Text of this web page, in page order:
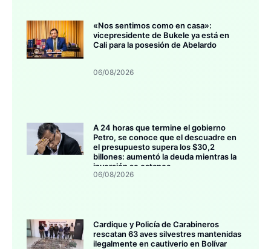
«Nos sentimos como en casa»:
vicepresidente de Bukele ya está en
Cali para la posesión de Abelardo
06/08/2026
A 24 horas que termine el gobierno
Petro, se conoce que el descuadre en
el presupuesto supera los $30,2
billones: aumentó la deuda mientras la
inversión se estanca
06/08/2026
Cardique y Policía de Carabineros
rescatan 63 aves silvestres mantenidas
ilegalmente en cautiverio en Bolívar